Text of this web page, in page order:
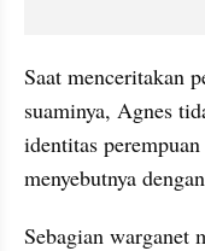
Saat menceritakan
suaminya, Agnes
identitas
menyebutnya
Sebagian warganet